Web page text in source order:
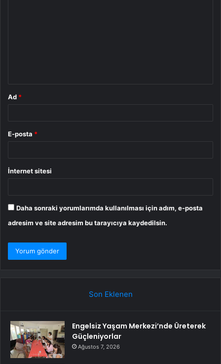
Ad *
E-posta *
İnternet sitesi
Daha sonraki yorumlarımda kullanılması için adım, e-posta
adresim ve site adresim bu tarayıcıya kaydedilsin.
Son Eklenen
Engelsiz Yaşam Merkezi’nde Üreterek
Güçleniyorlar
Ağustos 7, 2026